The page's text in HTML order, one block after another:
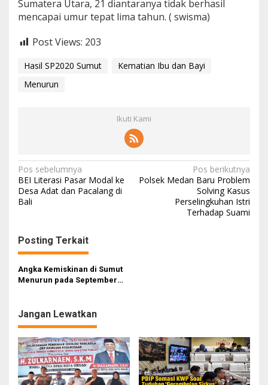
Sumatera Utara, 21 diantaranya tidak berhasil
mencapai umur tepat lima tahun. ( swisma)
Post Views: 203
Hasil SP2020 Sumut
Kematian Ibu dan Bayi
Menurun
Ikuti Kami
N
a
v
g
a
s
p
o
s
Pos sebelumnya
BEI Literasi Pasar Modal ke
Desa Adat dan Pacalang di
Bali
Pos berikutnya
Polsek Medan Baru Problem
Solving Kasus
Perselingkuhan Istri
Terhadap Suami
Posting Terkait
Angka Kemiskinan di Sumut
Menurun pada September
Jangan Lewatkan